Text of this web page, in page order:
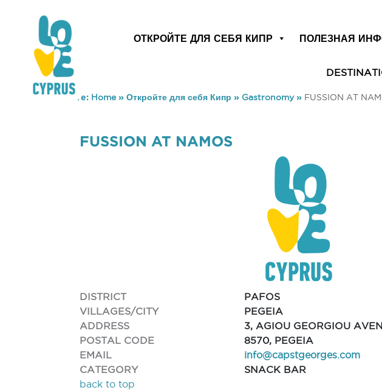
ОТКРОЙТЕ ДЛЯ СЕБЯ КИПР ПОЛЕЗНАЯ
You are here: Home» Откройте для себя Кипр » Gastronomy» FUSSION AT
FUSSION AT NAMOS
DISTRICT
PAFOS
VILLAGES/CITY
PEGEIA
ADDRESS
3, AGIOU GEORGIOU
POSTAL CODE
8570, PEGEIA
EMAIL
info@capstgeorges.com
CATEGORY
SNACK BAR
back to top